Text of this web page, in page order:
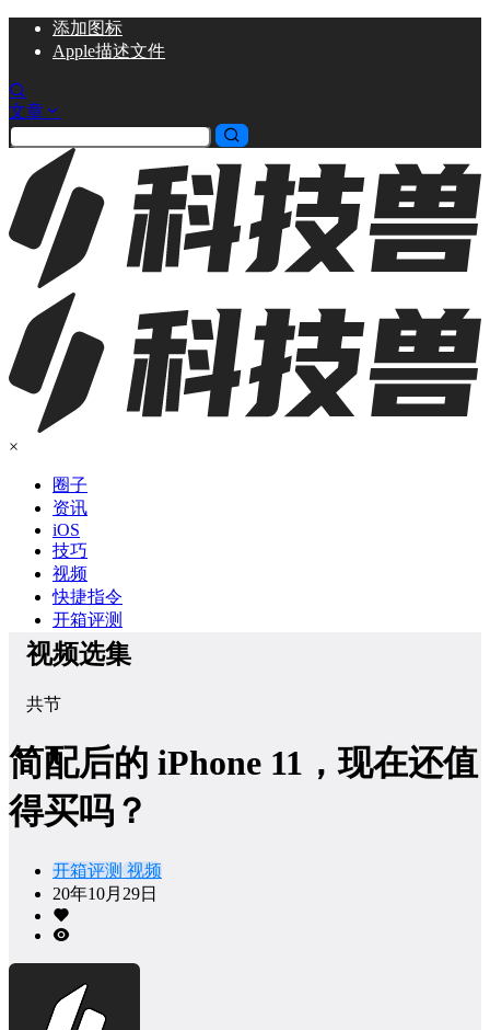
添加图标
Apple描述文件
文章
×
圈子
资讯
iOS
技巧
视频
快捷指令
开箱评测
视频选集
共节
简配后的 iPhone 11，现在还值
得买吗？
开箱评测视频
20年10月29日